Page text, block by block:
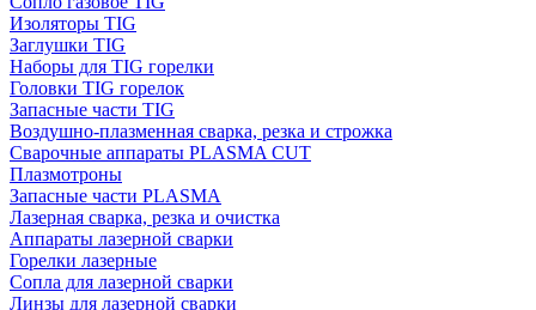
Изоляторы TIG
Заглушки TIG
Наборы для TIG горелки
Головки TIG горелок
Запасные части TIG
Воздушно-плазменная сварка, резка и строжка
Сварочные аппараты PLASMA CUT
Плазмотроны
Запасные части PLASMA
Лазерная сварка, резка и очистка
Аппараты лазерной сварки
Горелки лазерные
Сопла для лазерной сварки
Линзы для лазерной сварки